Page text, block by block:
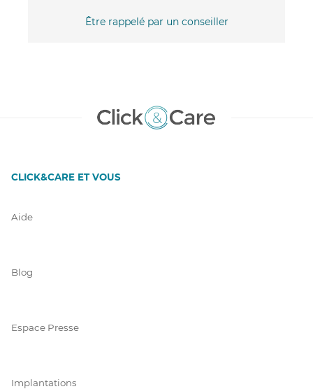
Être rappelé par un conseiller
CLICK&CARE ET VOUS
Aide
Blog
Espace Presse
Implantations